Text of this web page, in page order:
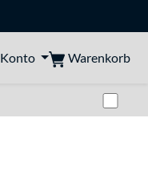
Konto Warenkorb